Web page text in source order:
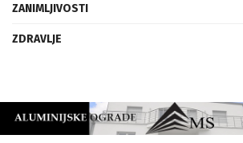
ZANIMLJIVOSTI
ZDRAVLJE